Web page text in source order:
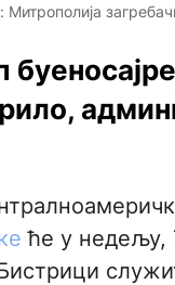
ће у недељу,